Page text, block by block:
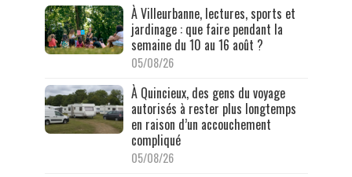
À Villeurbanne, lectures, sports et
jardinage : que faire pendant la
semaine du 10 au 16 août ?
05/08/26
À Quincieux, des gens du voyage
autorisés à rester plus longtemps
en raison d’un accouchement
compliqué
05/08/26